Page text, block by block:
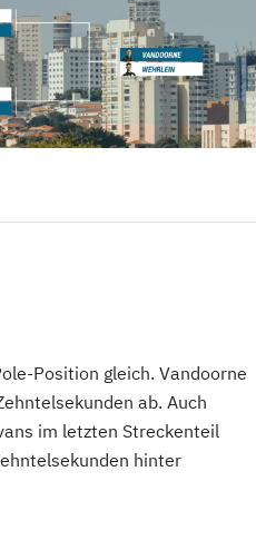
Position gleich. Vandoorne
ab. Auch
im letzten Streckenteil
hinter